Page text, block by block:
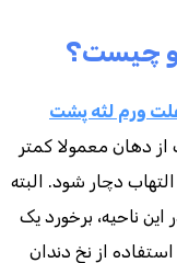
چیست؟
ورم لثه پشت
دهان معمولا کمتر
دچار شود. البته
ناحیه، برخورد یک
از نخ دندان